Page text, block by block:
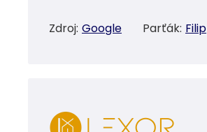
Zdroj: Google Parťák: Filip